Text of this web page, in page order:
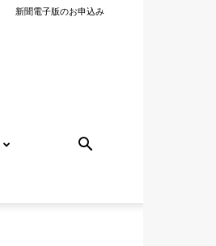
新聞電子版のお申込み